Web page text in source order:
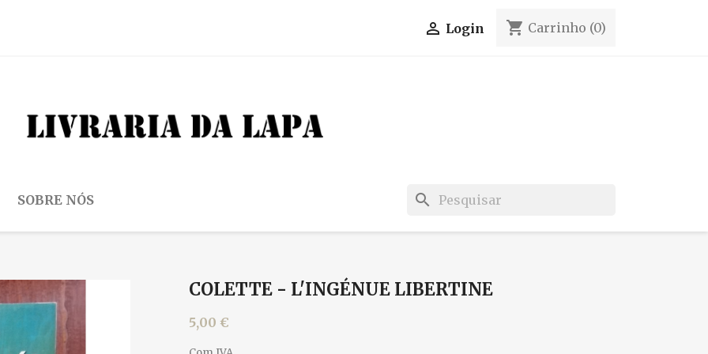
 Login shopping_cart Carrinho (0)
SOBRE NÓS search
COLETTE - L'INGÉNUE LIBERTINE
5,00 €